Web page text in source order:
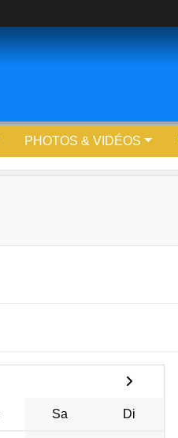
PHOTOS & VIDÉOS
Sa Di